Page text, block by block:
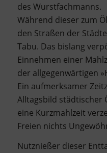
des Wurstfachmanns.
Während dieser zum
den Straßen der
Tabu. Das bislang
Einnehmen einer
der allgegenwärtigen
Ein aufmerksamer
Alltagsbild städtischer
eine Kurzmahlzeit
Freien nichts
Nutznießer dieser